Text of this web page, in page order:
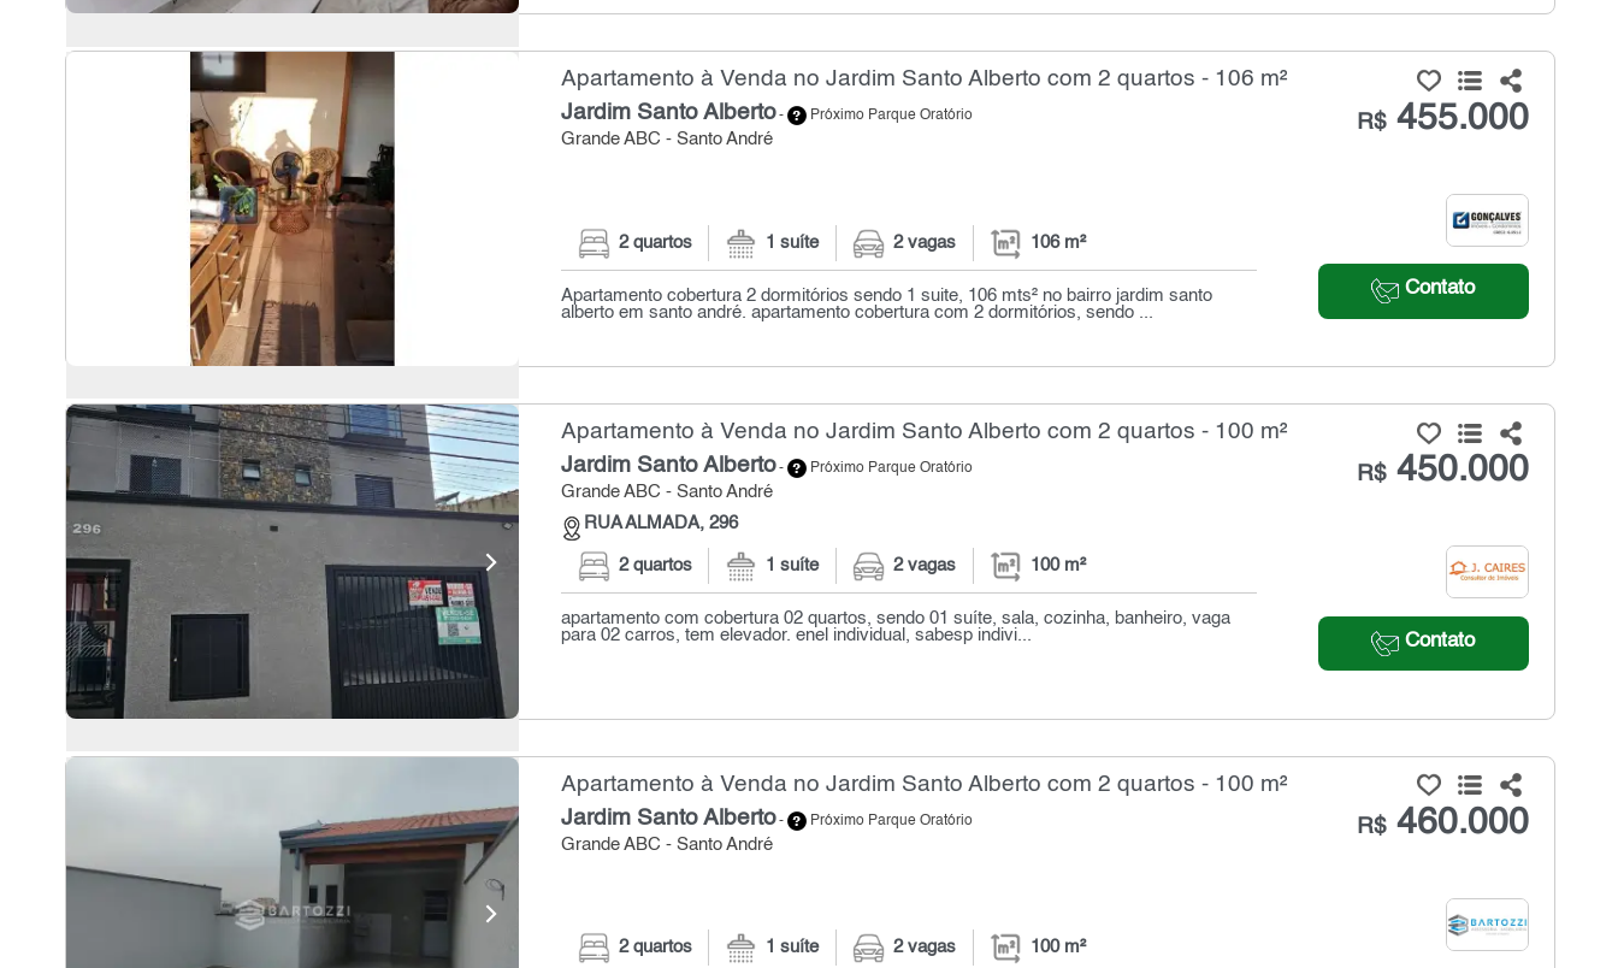
Apartamento à Venda no Jardim Santo Alberto com 2 quartos - 106 m²
Jardim Santo Alberto- Próximo Parque Oratório
Grande ABC - Santo André
R$455.000
Contato
2 quartos 1 suíte 2 vagas 106 m²
Apartamento cobertura 2 dormitórios sendo 1 suite, 106 mts² no bairro jardim santo
alberto em santo andré. apartamento cobertura com 2 dormitórios, sendo ...
Apartamento à Venda no Jardim Santo Alberto com 2 quartos - 100 m²
Jardim Santo Alberto- Próximo Parque Oratório
Grande ABC - Santo André
RUA ALMADA, 296
R$450.000
Contato
2 quartos 1 suíte 2 vagas 100 m²
apartamento com cobertura 02 quartos, sendo 01 suíte, sala, cozinha, banheiro, vaga
para 02 carros, tem elevador. enel individual, sabesp indivi...
Apartamento à Venda no Jardim Santo Alberto com 2 quartos - 100 m²
Jardim Santo Alberto- Próximo Parque Oratório
Grande ABC - Santo André
R$460.000
2 quartos 1 suíte 2 vagas 100 m²